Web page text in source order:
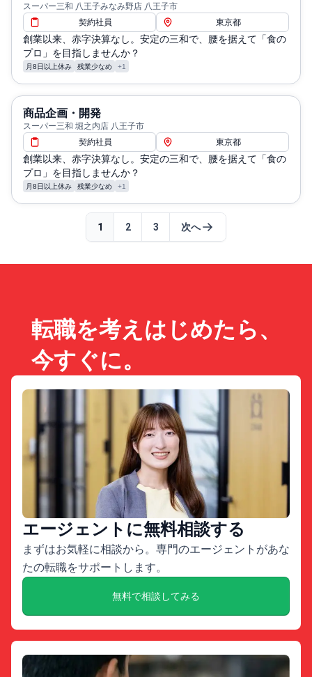
スーパー三和 八王子みなみ野店 八王子市
契約社員
東京都
創業以来、赤字決算なし。安定の三和で、腰を据えて「食の
プロ」を目指しませんか？
月8日以上休み 残業少なめ +1
商品企画・開発
スーパー三和 堀之内店 八王子市
契約社員
東京都
創業以来、赤字決算なし。安定の三和で、腰を据えて「食の
プロ」を目指しませんか？
月8日以上休み 残業少なめ +1
1 2 3 次へ
転職を考えはじめたら、
今すぐに。
エージェントに無料相談する
まずはお気軽に相談から。専門のエージェントがあな
たの転職をサポートします。
無料で相談してみる